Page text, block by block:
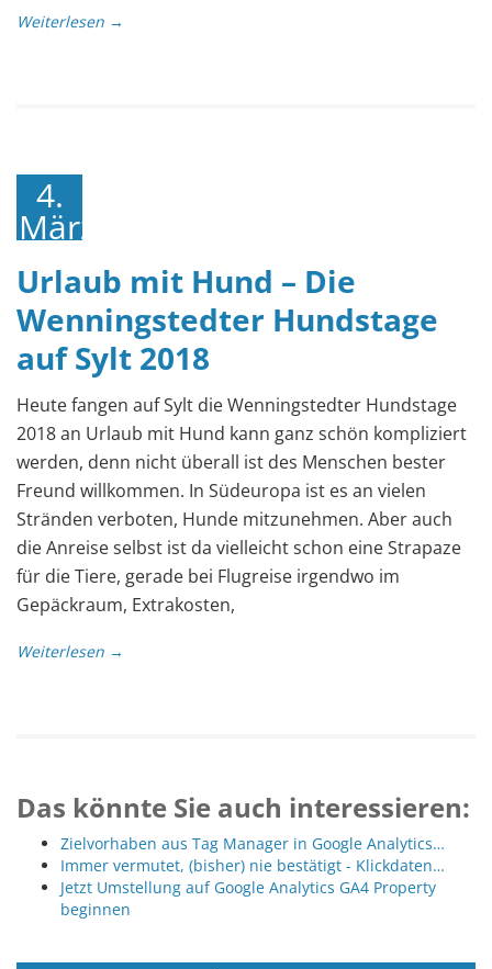
Weiterlesen →
4.
März
2018
Urlaub mit Hund – Die
Wenningstedter Hundstage
auf Sylt 2018
Heute fangen auf Sylt die Wenningstedter Hundstage
2018 an Urlaub mit Hund kann ganz schön kompliziert
werden, denn nicht überall ist des Menschen bester
Freund willkommen. In Südeuropa ist es an vielen
Stränden verboten, Hunde mitzunehmen. Aber auch
die Anreise selbst ist da vielleicht schon eine Strapaze
für die Tiere, gerade bei Flugreise irgendwo im
Gepäckraum, Extrakosten,
Weiterlesen →
Das könnte Sie auch interessieren:
Zielvorhaben aus Tag Manager in Google Analytics…
Immer vermutet, (bisher) nie bestätigt - Klickdaten…
Jetzt Umstellung auf Google Analytics GA4 Property
beginnen